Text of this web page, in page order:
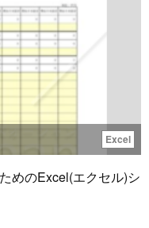
Excel
めのExcel(エクセル)シ